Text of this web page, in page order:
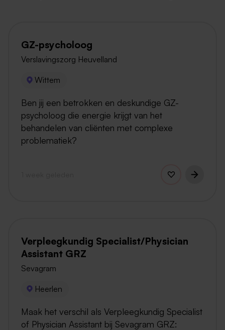
GZ-psycholoog
Verslavingszorg Heuvelland
Wittem
Ben jij een betrokken en deskundige GZ-
psycholoog die energie krijgt van het
behandelen van cliënten met complexe
problematiek?
Verpleegkundig Specialist/Physician
Assistant GRZ
Sevagram
Heerlen
Maak het verschil als Verpleegkundig Specialist
of Physician Assistant bij Sevagram GRZ: